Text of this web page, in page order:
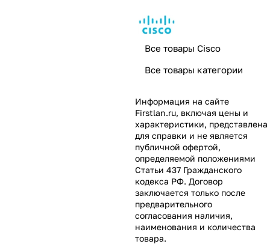
Все товары Cisco
Все товары категории
Информация на сайте
Firstlan.ru, включая цены и
характеристики, представлена
для справки и не является
публичной офертой,
определяемой положениями
Статьи 437 Гражданского
кодекса РФ. Договор
заключается только после
предварительного
согласования наличия,
наименования и количества
товара.